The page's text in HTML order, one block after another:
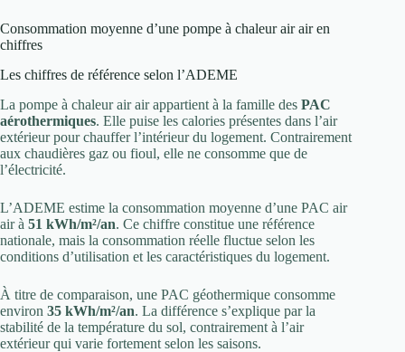
Consommation moyenne d’une pompe à chaleur air air en
chiffres
Les chiffres de référence selon l’ADEME
La pompe à chaleur air air appartient à la famille des PAC
aérothermiques. Elle puise les calories présentes dans l’air
extérieur pour chauffer l’intérieur du logement. Contrairement
aux chaudières gaz ou fioul, elle ne consomme que de
l’électricité.
L’ADEME estime la consommation moyenne d’une PAC air
air à 51 kWh/m²/an. Ce chiffre constitue une référence
nationale, mais la consommation réelle fluctue selon les
conditions d’utilisation et les caractéristiques du logement.
À titre de comparaison, une PAC géothermique consomme
environ 35 kWh/m²/an. La différence s’explique par la
stabilité de la température du sol, contrairement à l’air
extérieur qui varie fortement selon les saisons.